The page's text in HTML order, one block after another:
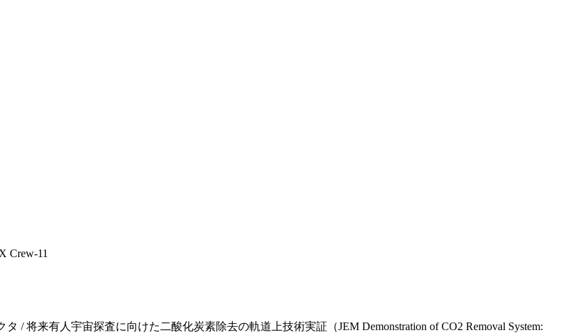
Crew-11
/ 将来有人宇宙探査に向けた二酸化炭素除去の軌道上技術実証（JEM Demonstration of CO2 Removal System: